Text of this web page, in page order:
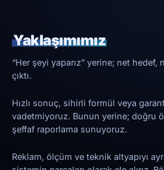
Yaklaşımımız
“Her şeyi yaparız” yerine; net
çıktı.
Hızlı sonuç, sihirli formül veya
vadetmiyoruz. Bunun yerine; doğru
şeffaf raporlama sunuyoruz.
Reklam, ölçüm ve teknik altyapıyı